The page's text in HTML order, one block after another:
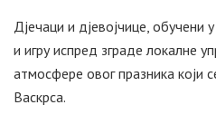
Дјечаци и дјевојчице,
и игру испред зграде локалне
атмосфере овог празника који
Васкрса.